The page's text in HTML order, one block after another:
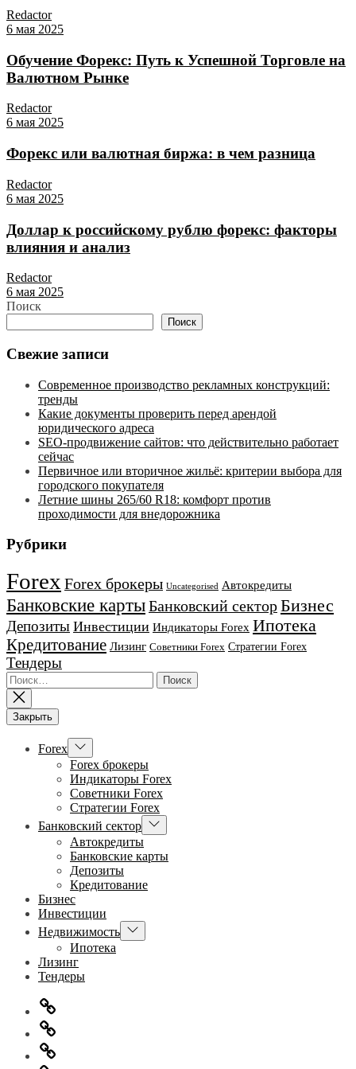
Redactor
6 мая 2025
Обучение Форекс: Путь к Успешной Торговле на
Валютном Рынке
Redactor
6 мая 2025
Форекс или валютная биржа: в чем разница
Redactor
6 мая 2025
Доллар к российскому рублю форекс: факторы
влияния и анализ
Redactor
6 мая 2025
Поиск
Поиск
Свежие записи
Современное производство рекламных конструкций:
тренды
Какие документы проверить перед арендой
юридического адреса
SEO-продвижение сайтов: что действительно работает
сейчас
Первичное или вторичное жильё: критерии выбора для
городского покупателя
Летние шины 265/60 R18: комфорт против
проходимости для внедорожника
Рубрики
Forex Forex брокеры Uncategorised Автокредиты
Банковские картыБанковский секторБизнес
Депозиты Инвестиции Индикаторы Forex Ипотека
Кредитование Лизинг Советники Forex Стратегии Forex
Тендеры
Найти:
Закрыть
Forex Показывать
подменю
Forex брокеры
Индикаторы Forex
Советники Forex
Стратегии Forex
Банковский сектор Показывать
подменю
Автокредиты
Банковские карты
Депозиты
Кредитование
Бизнес
Инвестиции
Недвижимость Показывать
подменю
Ипотека
Лизинг
Тендеры
Главная
Информация
для
правообладателей
Обратная
связь